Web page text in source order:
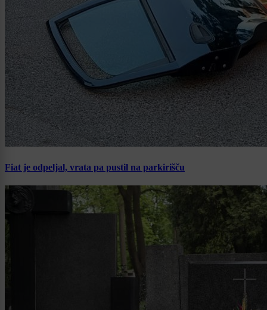
Fiat je odpeljal, vrata pa pustil na parkirišču